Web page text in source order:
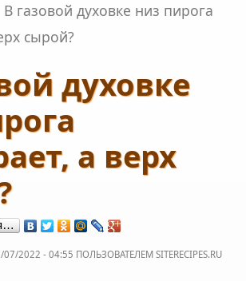
В газовой духовке низ пирога
сырой?
духовке
а верх
2022 - 04:55 ПОЛЬЗОВАТЕЛЕМ SITERECIPES.RU